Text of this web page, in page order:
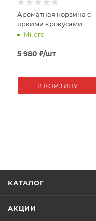
Ароматная корзина с
яркими крокусами
Много
5 980 ₽/шт
В КОРЗИНУ
КАТАЛОГ
АКЦИИ